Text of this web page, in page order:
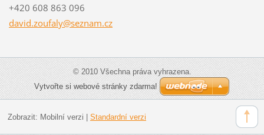
+420 608 863 096
david.zoufaly@seznam.cz
© 2010 Všechna práva vyhrazena.
Vytvořte si webové stránky zdarma!
Zobrazit: Mobilní verzi Standardní verzi